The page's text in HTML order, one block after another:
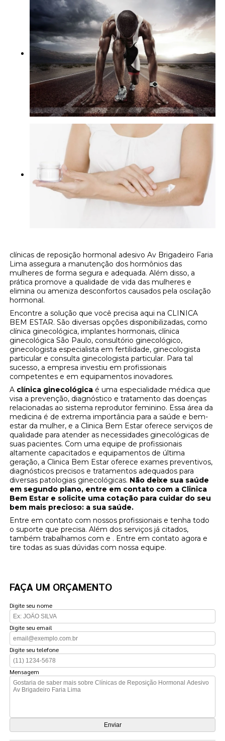
clínicas de reposição hormonal adesivo Av Brigadeiro Faria
Lima assegura a manutenção dos hormônios das
mulheres de forma segura e adequada. Além disso, a
prática promove a qualidade de vida das mulheres e
elimina ou ameniza desconfortos causados pela oscilação
hormonal.
Encontre a solução que você precisa aqui na CLINICA
BEM ESTAR. São diversas opções disponibilizadas, como
clínica ginecológica, implantes hormonais, clínica
ginecológica São Paulo, consultório ginecológico,
ginecologista especialista em fertilidade, ginecologista
particular e consulta ginecologista particular. Para tal
sucesso, a empresa investiu em profissionais
competentes e em equipamentos inovadores.
A clínica ginecológica é uma especialidade médica que
visa a prevenção, diagnóstico e tratamento das doenças
relacionadas ao sistema reprodutor feminino. Essa área da
medicina é de extrema importância para a saúde e bem-
estar da mulher, e a Clinica Bem Estar oferece serviços de
qualidade para atender as necessidades ginecológicas de
suas pacientes. Com uma equipe de profissionais
altamente capacitados e equipamentos de última
geração, a Clinica Bem Estar oferece exames preventivos,
diagnósticos precisos e tratamentos adequados para
diversas patologias ginecológicas. Não deixe sua saúde
em segundo plano, entre em contato com a Clinica
Bem Estar e solicite uma cotação para cuidar do seu
bem mais precioso: a sua saúde.
Entre em contato com nossos profissionais e tenha todo
o suporte que precisa. Além dos serviços já citados,
também trabalhamos com e . Entre em contato agora e
tire todas as suas dúvidas com nossa equipe.
FAÇA UM ORÇAMENTO
Digite seu nome
Digite seu email
Digite seu telefone
Mensagem